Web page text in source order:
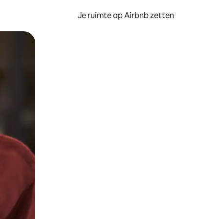
Je ruimte op Airbnb zetten
of swipen.